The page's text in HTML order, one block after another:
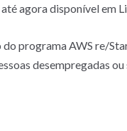
agora disponível em
do programa AWS re/
desempregadas